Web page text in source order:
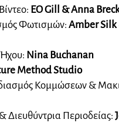
EO Gill & Anna
Φωτισμών: Amber Silk
Nina Buchanan
Method Studio
Κομμώσεων &
Διευθύντρια Περιοδείας: